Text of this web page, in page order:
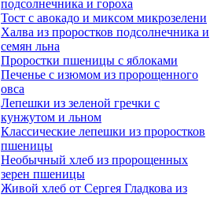
подсолнечника и гороха
Тост с авокадо и миксом микрозелени
Халва из проростков подсолнечника и
семян льна
Проростки пшеницы с яблоками
Печенье с изюмом из пророщенного
овса
Лепешки из зеленой гречки с
кунжутом и льном
Классические лепешки из проростков
пшеницы
Необычный хлеб из пророщенных
зерен пшеницы
Живой хлеб от Сергея Гладкова из